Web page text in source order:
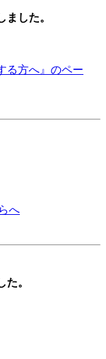
した。
る方へ』のペー
へ
。